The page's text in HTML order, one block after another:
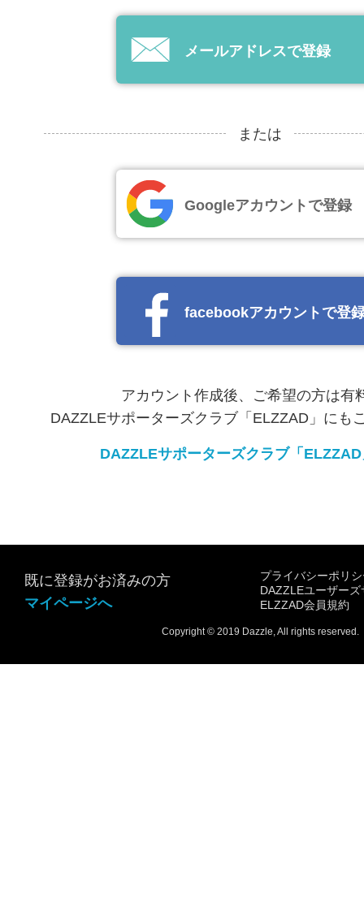
メールアドレスで登録
または
Googleアカウントで登録
facebookアカウントで登
アカウント作成後、ご希望の方は有
DAZZLEサポーターズクラブ「ELZZAD」にも
DAZZLEサポーターズクラブ「
既に登録がお済みの方
マイページへ
プライバシーポリ
DAZZLEユーザー
ELZZAD会員規約
Copyright © 2019 Dazzle, All rights reserved.